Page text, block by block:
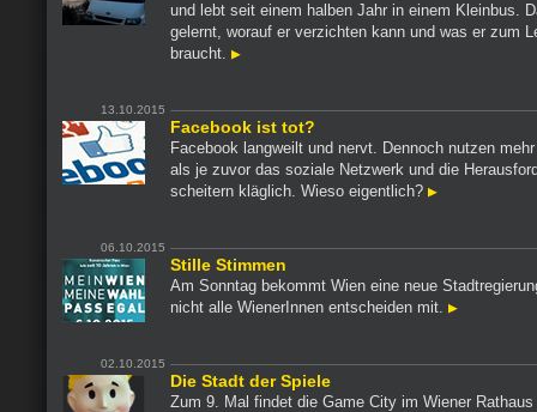
und lebt seit einem halben Jahr in einem Kleinbus.
gelernt, worauf er verzichten kann und was er zum
braucht.
13.10.2015
Facebook ist tot?
Facebook langweilt und nervt. Dennoch nutzen
als je zuvor das soziale Netzwerk und die
scheitern kläglich. Wieso eigentlich?
06.10.2015
Stille Stimmen
Am Sonntag bekommt Wien eine neue
nicht alle WienerInnen entscheiden mit.
02.10.2015
Die Stadt der Spiele
Zum 9. Mal findet die Game City im Wiener